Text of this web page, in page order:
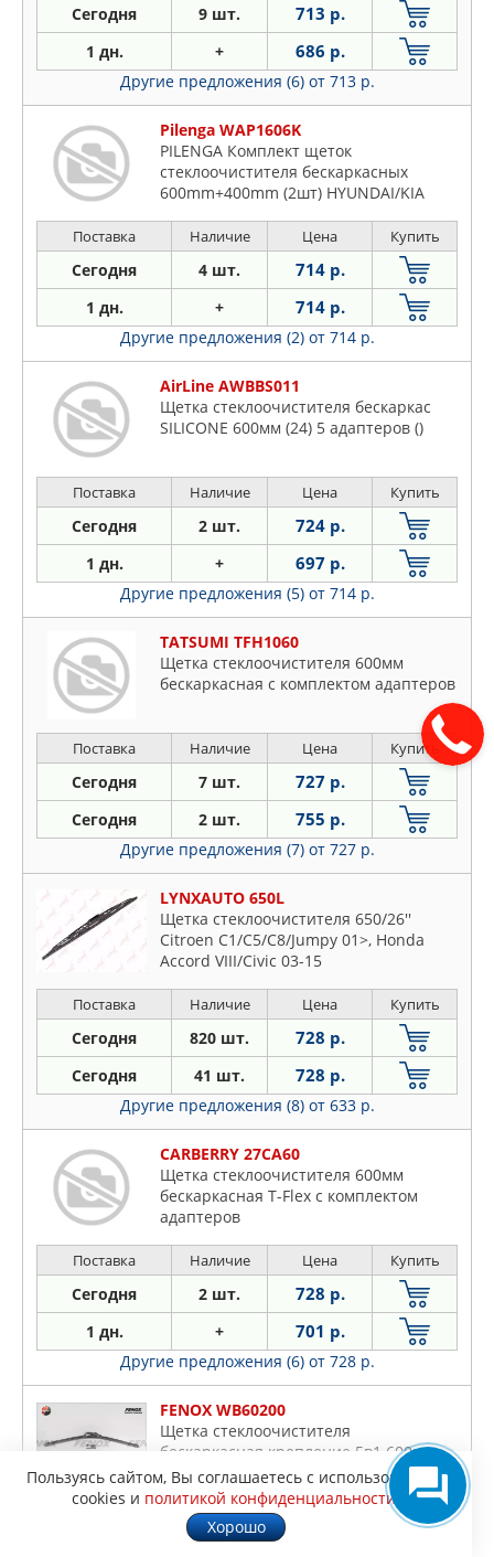
Сегодня 9 шт. 713 р.
1 дн. + 686 р.
Другие предложения (6) от 713 р.
Pilenga WAP1606K
PILENGA Комплект щеток
стеклоочистителя бескаркасных
600mm+400mm (2шт) HYUNDAI/KIA
Поставка Наличие Цена Купить
Сегодня 4 шт. 714 р.
1 дн. + 714 р.
Другие предложения (2) от 714 р.
AirLine AWBBS011
Щетка стеклоочистителя бескаркас
SILICONE 600мм (24) 5 адаптеров ()
Поставка Наличие Цена Купить
Сегодня 2 шт. 724 р.
1 дн. + 697 р.
Другие предложения (5) от 714 р.
TATSUMI TFH1060
Щетка стеклоочистителя 600мм
бескаркасная с комплектом адаптеров
Поставка Наличие Цена Купить
Сегодня 7 шт. 727 р.
Сегодня 2 шт. 755 р.
Другие предложения (7) от 727 р.
LYNXAUTO 650L
Щетка стеклоочистителя 650/26''
Citroen С1/С5/С8/Jumpy 01>, Honda
Accord VIII/Civic 03-15
Поставка Наличие Цена Купить
Сегодня 820 шт. 728 р.
Сегодня 41 шт. 728 р.
Другие предложения (8) от 633 р.
CARBERRY 27CA60
Щетка стеклоочистителя 600мм
бескаркасная T-Flex с комплектом
адаптеров
Поставка Наличие Цена Купить
Сегодня 2 шт. 728 р.
1 дн. + 701 р.
Другие предложения (6) от 728 р.
FENOX WB60200
Щетка стеклоочистителя
бескаркасная крепление 5в1 600мм
Наличие Купить
Пользуясь сайтом, Вы соглашаетесь с использованием
cookies и политикой конфиденциальности
Хорошо